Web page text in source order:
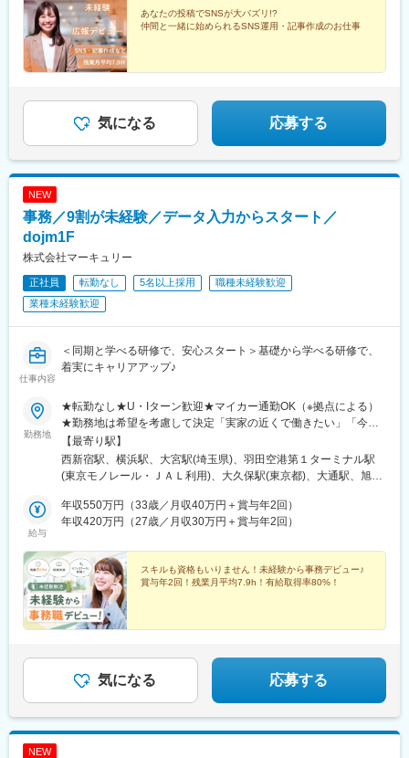
工機前駅、中央前橋駅、西桐生駅、函館駅前駅、仙台駅(地下鉄)、
曽根田駅、近鉄名古屋駅、大須観音駅、新豊橋駅、豊川稲荷駅、
第一通り駅、新西金沢駅、西松本駅、新魚津駅、あすなろう四日
市駅、上栄町駅、大阪梅田駅(阪神線)、大阪梅田駅(阪急線)、小路
駅、浅香駅、神戸駅(兵庫県)、三宮駅(神戸新交通)、西宮駅、山陽
園駅(福岡県)、西鉄福岡駅、五島町駅、熊本駅前駅、鹿児島駅前
駅、谷山駅(指宿枕崎線)、美栄橋駅、新宿西口駅、反町駅、羽田空
港第２ターミナル駅(東京モノレール・ＡＮＡ利用)、西武新宿駅、
駅、電鉄富山駅、末広町駅(富山県)、大阪駅、高速神戸駅、三宮駅
(神戸市営)、阪神国道駅、畝傍駅、南堀端駅、二本木口駅、桜島桟
橋通駅、上塩屋駅、旭橋駅
駅、渋谷駅、新宿駅、新宿三丁目駅、池袋駅、吉祥寺駅、町田
駅、八王子駅、立川駅、新横浜駅、川崎駅、座間駅、相模原駅、
藤沢駅、海老名駅(相模線)、浦和駅、さいたま新都心駅、川口駅、
上尾駅、新座駅、熊谷駅、春日部駅、千葉中央駅、千葉みなと
駅、伊勢崎駅、前橋駅、世良田駅、桐生駅、栃木駅、小山駅、札
幌駅、函館駅、小樽駅、千歳駅(北海道)、青森駅、一ノ関駅、遠野
駅、久慈駅、水沢駅、秋田駅、横手駅、あおば通駅、泉中央駅、
古川駅、気仙沼駅、蔵王駅、山形駅、寒河江駅、酒田駅、福島駅
(福島県)、いわき駅、会津若松駅、郡山富田駅、白河駅、名鉄名古
岡県)、大場駅、西金沢駅、松任駅、野々市工大前駅、小松駅、亀
田駅、白山駅(新潟県)、新津駅、燕三条駅、東三条駅、篠ノ井駅、
址大名町駅、水居駅、丸岡駅、岐阜駅、高山駅、名鉄岐阜駅、大
垣駅、津駅、近鉄四日市駅、津新町駅、鈴鹿市駅、播磨駅、草津
駅(滋賀県)、大津駅、南草津駅、彦根駅、長浜駅、西梅田駅、梅田
駅(地下鉄)、布施駅、堺市駅、ハーバーランド駅、三ノ宮駅、西宮
駅(ＪＲ線)、手柄駅、奈良駅、近鉄奈良駅、大和西大寺駅、大和八
木駅、和歌山駅、和歌山市駅、後藤駅、弓ケ浜駅、鳥取駅、松江
駅、出雲市駅、山口駅(山口県)、下関駅、徳島駅、佐古駅、阿南
橋駅、南行橋駅、長崎駅(長崎県)、長崎駅前駅、大分駅、賀来駅、
西大分駅、熊本駅、南宮崎駅、都城駅、鹿児島駅、谷山駅(鹿児島
市電)、那覇空港駅(鉄道)、県庁前駅(沖縄県)、おもろまち駅、都庁
前駅、神奈川駅、羽田空港第１・第２ターミナル駅(京急)、新大久
保駅、さっぽろ駅、広瀬通駅、宇都宮駅東口駅、金沢駅、市役所
山駅前駅、市役所前駅(愛媛県)、片原町駅(香川県)、熊本城・市役
所前駅、新宿御苑前駅、要町駅、京王八王子駅、立川南駅、平沼
工機前駅、中央前橋駅、西桐生駅、函館駅前駅、仙台駅(地下鉄)、
曽根田駅、近鉄名古屋駅、大須観音駅、新豊橋駅、豊川稲荷駅、
第一通り駅、新西金沢駅、西松本駅、新魚津駅、あすなろう四日
市駅、上栄町駅、大阪梅田駅(阪神線)、大阪梅田駅(阪急線)、小路
駅、浅香駅、神戸駅(兵庫県)、三宮駅(神戸新交通)、西宮駅、山陽
園駅(福岡県)、西鉄福岡駅、五島町駅、熊本駅前駅、鹿児島駅前
駅、谷山駅(指宿枕崎線)、美栄橋駅、新宿西口駅、反町駅、羽田空
港第２ターミナル駅(東京モノレール・ＡＮＡ利用)、西武新宿駅、
あなたの投稿でSNSが大バズリ!?
仲間と一緒に始められるSNS運用・記事作成のお仕事
気になる 応募する
NEW
事務／9割が未経験／データ入力からスタート／
dojm1F
株式会社マーキュリー
正社員 転勤なし 5名以上採用
職種未経験歓迎
業種未経験歓迎
仕事内容
＜同期と学べる研修で、安心スタート＞基礎から学べる研修で、
着実にキャリアアップ♪
勤務地
★転勤なし★U・Iターン歓迎★マイカー通勤OK（※拠点による）
★勤務地は希望を考慮して決定「実家の近くで働きたい」「今の
生活圏を変えたくない」そんな希望も相談OKです。地元に戻って
の就職・転職も応援します！生活スタイルが変わって、勤務エリ
アを変えたいという相談も可能です！■北海道・東北：北海道・青
南関東：東京・神奈川・埼玉・千葉■中部：岐阜・愛知・静岡・石
川・新潟・長野・富山・福井・三重■近畿：滋賀・大阪・兵庫・奈
香川・愛媛■九州：福岡・長崎・大分・熊本・宮崎・鹿児島・沖縄
【最寄り駅】
西新宿駅、横浜駅、大宮駅(埼玉県)、羽田空港第１ターミナル駅
(東京モノレール・ＪＡＬ利用)、大久保駅(東京都)、大通駅、旭川
亀島駅、新浜松駅、新潟駅、新静岡駅、三島広小路駅、北鉄金沢
駅、長野駅、電気ビル前駅、福井駅、北新地駅、姫路駅、なんば
神南駅、眉山ロープウェイ山麓駅、浦添前田駅、通町筋駅、宮崎
駅、渋谷駅、新宿駅、新宿三丁目駅、池袋駅、吉祥寺駅、町田
駅、八王子駅、立川駅、新横浜駅、川崎駅、座間駅、相模原駅、
藤沢駅、海老名駅(相模線)、浦和駅、さいたま新都心駅、川口駅、
上尾駅、新座駅、熊谷駅、春日部駅、千葉中央駅、千葉みなと
駅、伊勢崎駅、前橋駅、世良田駅、桐生駅、栃木駅、小山駅、札
幌駅、函館駅、小樽駅、千歳駅(北海道)、青森駅、一ノ関駅、遠野
駅、久慈駅、水沢駅、秋田駅、横手駅、あおば通駅、泉中央駅、
古川駅、気仙沼駅、蔵王駅、山形駅、寒河江駅、酒田駅、福島駅
(福島県)、いわき駅、会津若松駅、郡山富田駅、白河駅、名鉄名古
給与
年収550万円（33歳／月収40万円＋賞与年2回）
年収420万円（27歳／月収30万円＋賞与年2回）
スキルも資格もいりません！未経験から事務デビュー♪
賞与年2回！残業月平均7.9h！有給取得率80%！
気になる 応募する
NEW